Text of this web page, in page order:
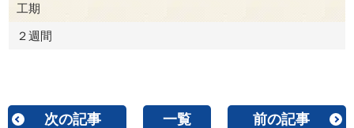
工期
２週間
次の記事 一覧 前の記事